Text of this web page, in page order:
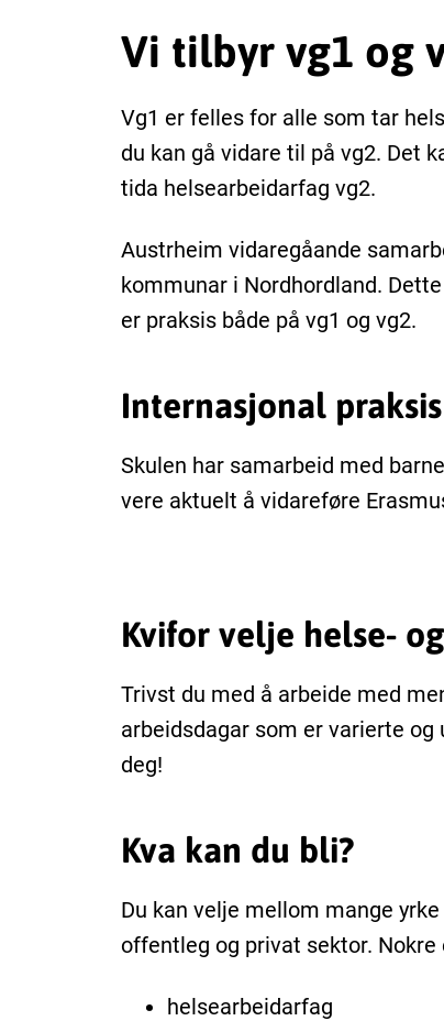
Vi tilbyr vg1 og
Vg1 er felles for alle som tar
du kan gå vidare til på vg2. Det
tida helsearbeidarfag vg2.
Austrheim vidaregåande
kommunar i Nordhordland.
er praksis både på vg1 og vg2.
Internasjonal praksis
Skulen har samarbeid med
vere aktuelt å vidareføre
Kvifor velje helse-
Trivst du med å arbeide med
arbeidsdagar som er varierte
deg!
Kva kan du bli?
Du kan velje mellom mange
offentleg og privat sektor.
helsearbeidarfag